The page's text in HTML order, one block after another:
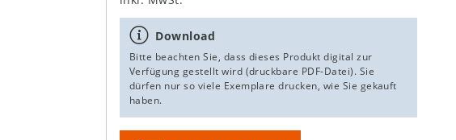
Download
Bitte beachten Sie, dass dieses Produkt digital zur
Verfügung gestellt wird (druckbare PDF-Datei). Sie
dürfen nur so viele Exemplare drucken, wie Sie gekauft
haben.